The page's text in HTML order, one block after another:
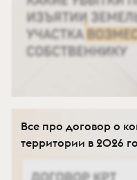
Все про договор о
территории в 2026